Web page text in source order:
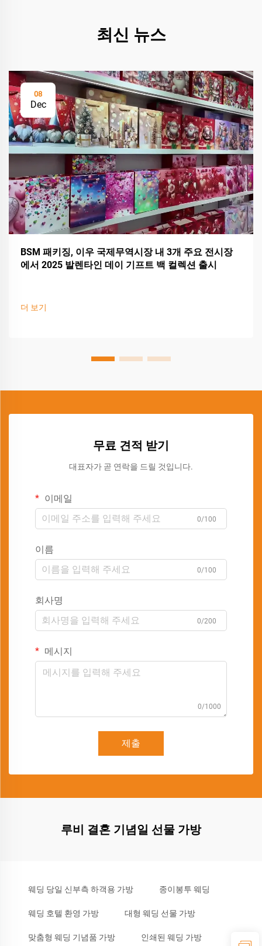
최신 뉴스
08
Dec
BSM 패키징, 이우 국제무역시장 내 3개 주요 전시장
에서 2025 발렌타인 데이 기프트 백 컬렉션 출시
더 보기
무료 견적 받기
대표자가 곧 연락을 드릴 것입니다.
이메일
0/100
이름
0/100
회사명
0/200
메시지
0/1000
제출
루비 결혼 기념일 선물 가방
웨딩 당일 신부측 하객용 가방 종이봉투 웨딩
웨딩 호텔 환영 가방 대형 웨딩 선물 가방
맞춤형 웨딩 기념품 가방 인쇄된 웨딩 가방